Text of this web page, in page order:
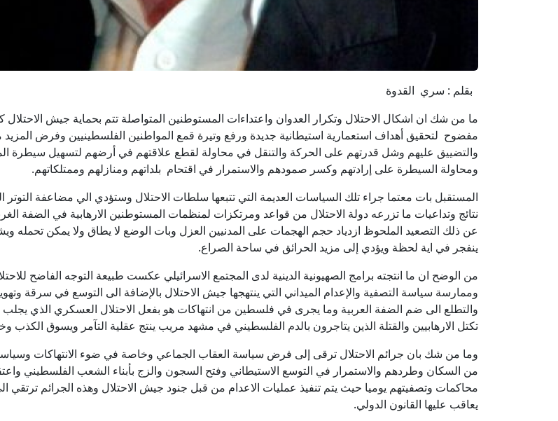
بقلم : سري القدوة
ما من شك ان اشكال الاحتلال وتكرار العدوان واعتداءات المستوطنين المتواصلة تتم بحماية جيش الاحتلال
مفضوح لتحقيق أهداف استعمارية استيطانية جديدة ورفع وتيرة قمع المواطنين الفلسطينيين وفرض المزيد
والتضييق عليهم وشل قدرتهم على الحركة والتنقل في محاولة لقطع علاقتهم في أرضهم لتسهيل سيطرة
ومحاولة السيطرة على إرادتهم وكسر صمودهم والاستمرار في اقتحام بلداتهم ومنازلهم وممتلكاتهم.
المستقبل بات معتما جراء تلك السياسات العديمة التي تتبعها سلطات الاحتلال وستؤدي الي مضاعفة التوتر
نتائج وتداعيات ما تزرعه دولة الاحتلال من قواعد ومرتكزات لمنظمات المستوطنين الارهابية في الضفة
عن ذلك التصعيد الملحوظ ازدياد حجم الهجمات على المدنيين العزل وبات الوضع لا يطاق ولا يمكن تحمله
ينفجر في اية لحظة ويؤدي إلى مزيد الحرائق في ساحة الصراع.
من الوضح ان ما انتجته برامج الصهيونية الدينية لدى المجتمع الاسرائيلي عكست طبيعة التوجه الفاضح
وممارسة سياسة التصفية والإعدام الميداني التي ينتهجها جيش الاحتلال بالإضافة الى التوسع في سرقة
والتطلع الى ضم الضفة العربية وما يجرى في فلسطين من انتهاكات هو بفعل الاحتلال العسكري الذي
تكتل الارهابيين والقتلة الذين يتاجرون بالدم الفلسطيني في مشهد مريب ينتج عقلية التآمر ويسوق الكذب
وما من شك بان جرائم الاحتلال ترقى إلى فرض سياسة العقاب الجماعي وخاصة في ضوء الانتهاكات
من السكان وطردهم والاستمرار في التوسع الاستيطاني وفتح السجون والزج بأبناء الشعب الفلسطيني
محاكمات وتصفيتهم يوميا حيث يتم تنفيذ عمليات الاعدام من قبل جنود جيش الاحتلال وهذه الجرائم ترتقي
يعاقب عليها القانون الدولي.